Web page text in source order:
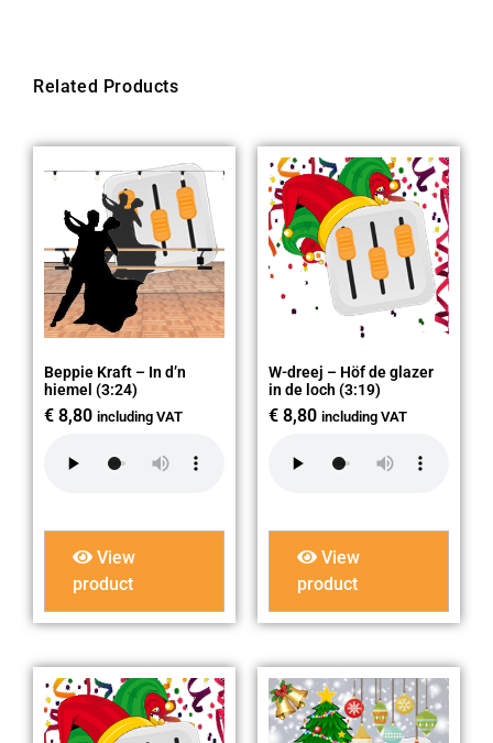
Related Products
Beppie Kraft – In d’n
hiemel (3:24)
€ 8,80 including VAT
View
product
W-dreej – Höf de glazer
in de loch (3:19)
€ 8,80 including VAT
View
product